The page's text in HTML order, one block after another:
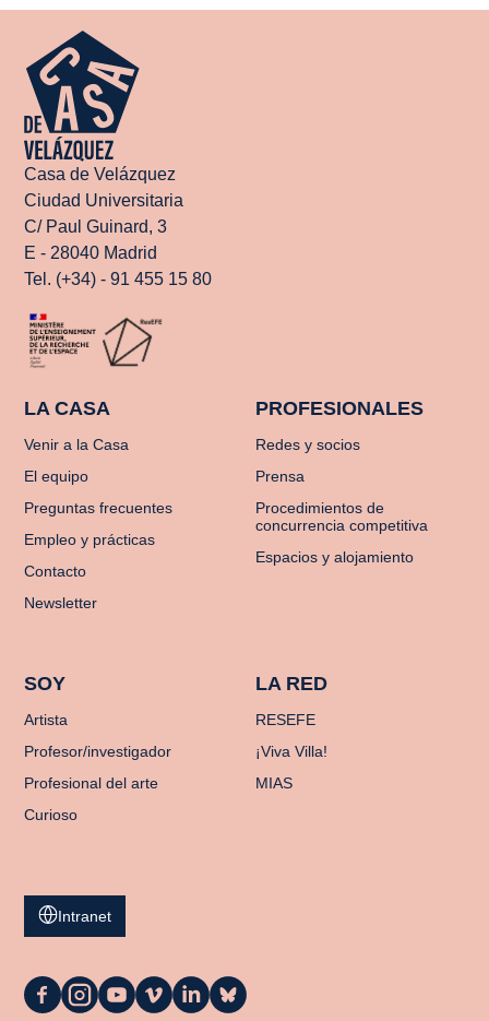
Casa de Velázquez
Ciudad Universitaria
C/ Paul Guinard, 3
E - 28040 Madrid
Tel. (+34) - 91 455 15 80
LA CASA
Venir a la Casa
El equipo
Preguntas frecuentes
Empleo y prácticas
Contacto
Newsletter
PROFESIONALES
Redes y socios
Prensa
Procedimientos de
concurrencia competitiva
Espacios y alojamiento
SOY
Artista
Profesor/investigador
Profesional del arte
Curioso
LA RED
RESEFE
¡Viva Villa!
MIAS
Intranet
La
La
La
La
La
La